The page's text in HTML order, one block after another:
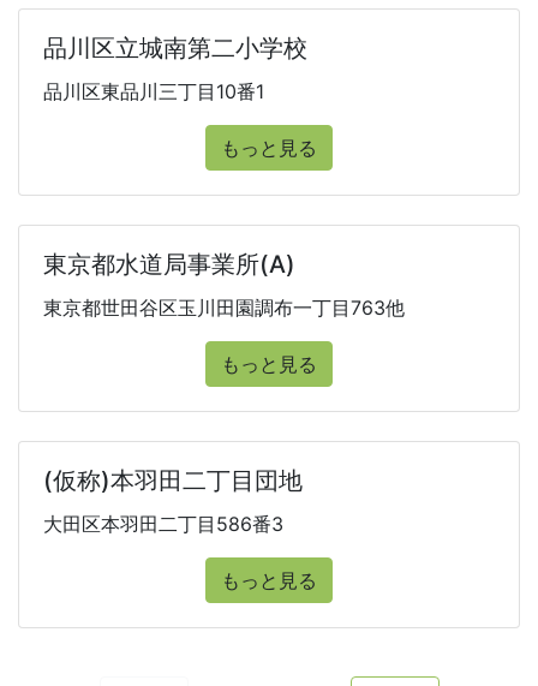
品川区立城南第二小学校
品川区東品川三丁目10番1
もっと見る
東京都水道局事業所(A)
東京都世田谷区玉川田園調布一丁目763他
もっと見る
(仮称)本羽田二丁目団地
大田区本羽田二丁目586番3
もっと見る